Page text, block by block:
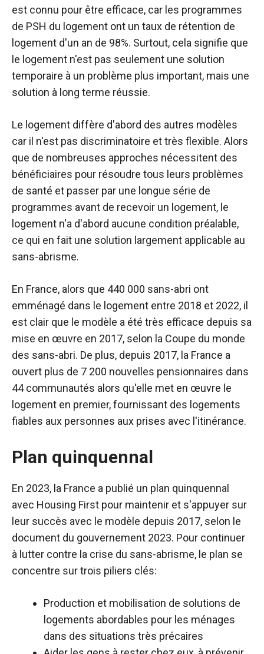
est connu pour être efficace, car les programmes
de PSH du logement ont un taux de rétention de
logement d'un an de 98%. Surtout, cela signifie que
le logement n'est pas seulement une solution
temporaire à un problème plus important, mais une
solution à long terme réussie.
Le logement diffère d'abord des autres modèles
car il n'est pas discriminatoire et très flexible. Alors
que de nombreuses approches nécessitent des
bénéficiaires pour résoudre tous leurs problèmes
de santé et passer par une longue série de
programmes avant de recevoir un logement, le
logement n'a d'abord aucune condition préalable,
ce qui en fait une solution largement applicable au
sans-abrisme.
En France, alors que 440 000 sans-abri ont
emménagé dans le logement entre 2018 et 2022, il
est clair que le modèle a été très efficace depuis sa
mise en œuvre en 2017, selon la Coupe du monde
des sans-abri. De plus, depuis 2017, la France a
ouvert plus de 7 200 nouvelles pensionnaires dans
44 communautés alors qu'elle met en œuvre le
logement en premier, fournissant des logements
fiables aux personnes aux prises avec l'itinérance.
Plan quinquennal
En 2023, la France a publié un plan quinquennal
avec Housing First pour maintenir et s'appuyer sur
leur succès avec le modèle depuis 2017, selon le
document du gouvernement 2023. Pour continuer
à lutter contre la crise du sans-abrisme, le plan se
concentre sur trois piliers clés:
Production et mobilisation de solutions de
logements abordables pour les ménages
dans des situations très précaires